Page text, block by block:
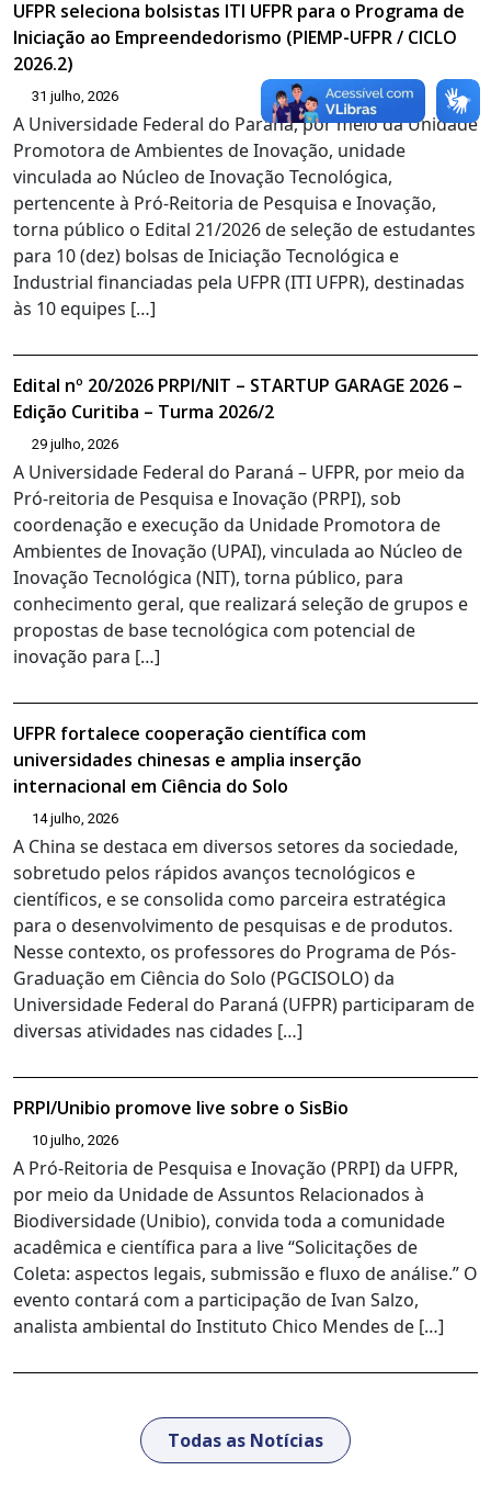
UFPR seleciona bolsistas ITI UFPR para o Programa de
Iniciação ao Empreendedorismo (PIEMP-UFPR / CICLO
2026.2)
31 julho, 2026
A Universidade Federal do Paraná, por meio da Unidade
Promotora de Ambientes de Inovação, unidade
vinculada ao Núcleo de Inovação Tecnológica,
pertencente à Pró-Reitoria de Pesquisa e Inovação,
torna público o Edital 21/2026 de seleção de estudantes
para 10 (dez) bolsas de Iniciação Tecnológica e
Industrial financiadas pela UFPR (ITI UFPR), destinadas
às 10 equipes […]
Edital nº 20/2026 PRPI/NIT – STARTUP GARAGE 2026 –
Edição Curitiba – Turma 2026/2
29 julho, 2026
A Universidade Federal do Paraná – UFPR, por meio da
Pró-reitoria de Pesquisa e Inovação (PRPI), sob
coordenação e execução da Unidade Promotora de
Ambientes de Inovação (UPAI), vinculada ao Núcleo de
Inovação Tecnológica (NIT), torna público, para
conhecimento geral, que realizará seleção de grupos e
propostas de base tecnológica com potencial de
inovação para […]
UFPR fortalece cooperação científica com
universidades chinesas e amplia inserção
internacional em Ciência do Solo
14 julho, 2026
A China se destaca em diversos setores da sociedade,
sobretudo pelos rápidos avanços tecnológicos e
científicos, e se consolida como parceira estratégica
para o desenvolvimento de pesquisas e de produtos.
Nesse contexto, os professores do Programa de Pós-
Graduação em Ciência do Solo (PGCISOLO) da
Universidade Federal do Paraná (UFPR) participaram de
diversas atividades nas cidades […]
PRPI/Unibio promove live sobre o SisBio
10 julho, 2026
A Pró-Reitoria de Pesquisa e Inovação (PRPI) da UFPR,
por meio da Unidade de Assuntos Relacionados à
Biodiversidade (Unibio), convida toda a comunidade
acadêmica e científica para a live “Solicitações de
Coleta: aspectos legais, submissão e fluxo de análise.” O
evento contará com a participação de Ivan Salzo,
analista ambiental do Instituto Chico Mendes de […]
Todas as Notícias